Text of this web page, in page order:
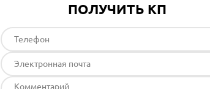
ПОЛУЧИТЬ КП